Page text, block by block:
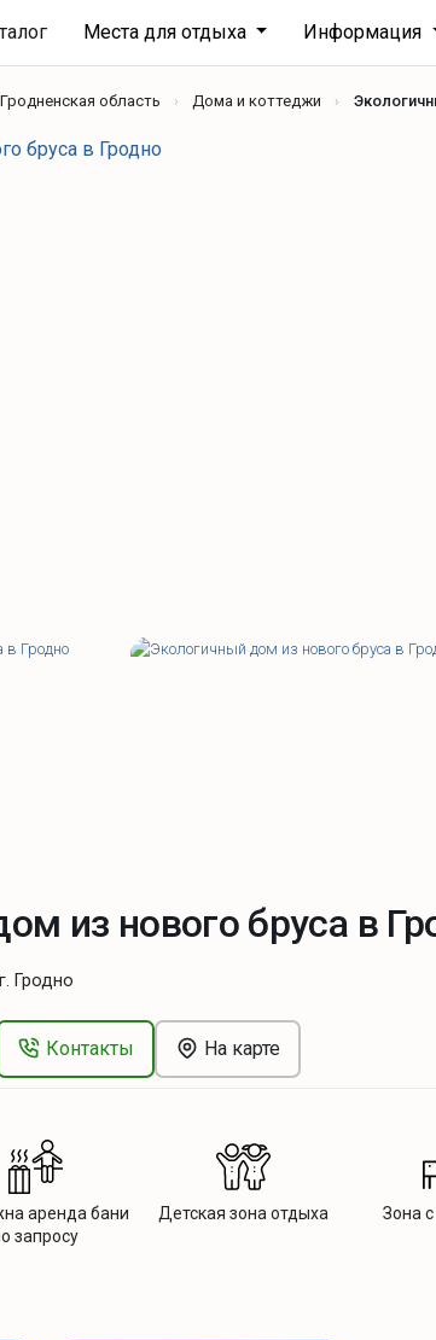
Места для отдыха Информация
Гродненская область Дома и коттеджи
из нового бруса в
г. Гродно
Контакты На карте
аренда бани
запросу
Детская зона отдыха Зона